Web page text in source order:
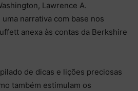
Lawrence A.
narrativa com base nos
anexa às contas da Berkshire
de dicas e lições preciosas
também estimulam os